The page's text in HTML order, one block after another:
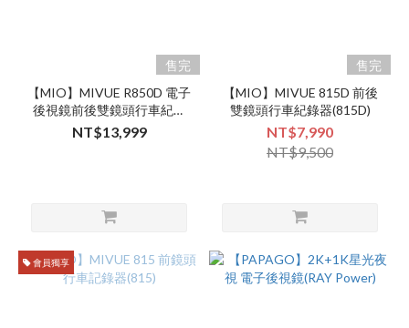
售完
【MIO】MIVUE R850D 電子
後視鏡前後雙鏡頭行車紀錄
器(R850D)
NT$13,999
售完
【MIO】MIVUE 815D 前後
雙鏡頭行車紀錄器(815D)
NT$7,990
NT$9,500
會員獨享